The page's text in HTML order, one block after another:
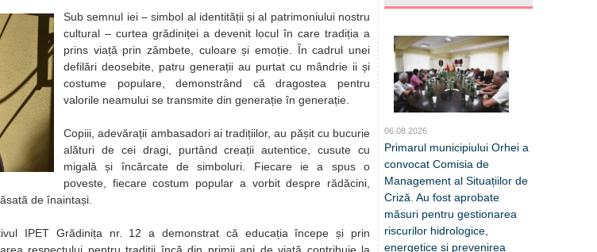
Sub semnul iei – simbol al identității și al patrimoniului nostru
cultural – curtea grădiniței a devenit locul în care tradiția a
prins viață prin zâmbete, culoare și emoție. În cadrul unei
defilări deosebite, patru generații au purtat cu mândrie ii și
costume populare, demonstrând că dragostea pentru
valorile neamului se transmite din generație în generație.
Copiii, adevărații ambasadori ai tradițiilor, au pășit cu bucurie
alături de cei dragi, purtând creații autentice, cusute cu
migală și încărcate de simboluri. Fiecare ie a spus o
poveste, fiecare costum popular a vorbit despre rădăcini,
de înaintași.
IPET Grădinița nr. 12 a demonstrat că educația începe și prin
06.08.2026
Primarul municipiului Orhei a
convocat Comisia de
Management al Situațiilor de
Criză. Au fost aprobate
măsuri pentru gestionarea
riscurilor hidrologice,
energetice și prevenirea